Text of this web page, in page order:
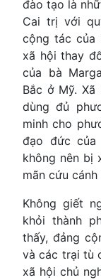
đào tạo là
Cai trị với
cộng tác của
xã hội thay
của bà
Bắc ở Mỹ.
dùng đủ
minh cho
đạo đức của
không nên bị
mãn cứu cánh
Không giết
khỏi thành
thấy, đảng
và các trại tù
xã hội chủ